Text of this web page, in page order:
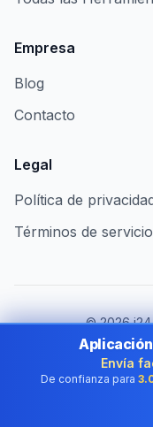
Empresa
Blog
Contacto
Legal
Política de
Términos de servicio
©2026i24
Al
Cambiar de
Envía
De confianza para